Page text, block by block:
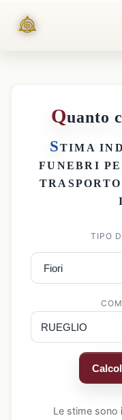
Quanto
STIMA
FUNEBRI
TIPO
Le stime sono